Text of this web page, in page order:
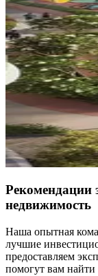
Рекомендации
недвижимость
Наша опытная
лучшие
предоставляем
помогут вам